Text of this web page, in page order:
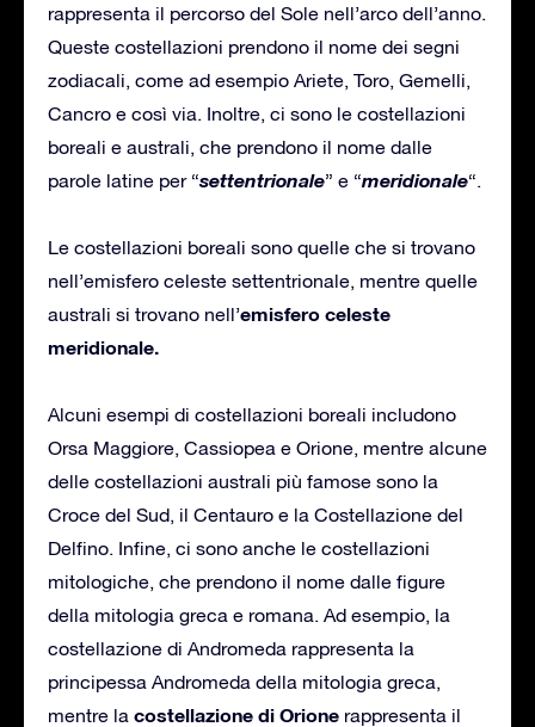
rappresenta il percorso del Sole nell’arco dell’anno.
Queste costellazioni prendono il nome dei segni
zodiacali, come ad esempio Ariete, Toro, Gemelli,
Cancro e così via. Inoltre, ci sono le costellazioni
boreali e australi, che prendono il nome dalle
parole latine per “settentrionale” e “meridionale“.
Le costellazioni boreali sono quelle che si trovano
nell’emisfero celeste settentrionale, mentre quelle
australi si trovano nell’emisfero celeste
meridionale.
Alcuni esempi di costellazioni boreali includono
Orsa Maggiore, Cassiopea e Orione, mentre alcune
delle costellazioni australi più famose sono la
Croce del Sud, il Centauro e la Costellazione del
Delfino. Infine, ci sono anche le costellazioni
mitologiche, che prendono il nome dalle figure
della mitologia greca e romana. Ad esempio, la
costellazione di Andromeda rappresenta la
principessa Andromeda della mitologia greca,
mentre la costellazione di Orione rappresenta il